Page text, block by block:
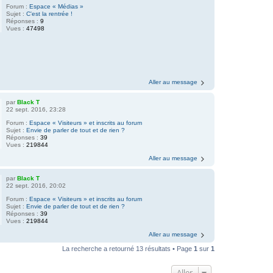
Forum :Espace « Médias »
Sujet :C'est la rentrée !
Réponses :9
Vues :47498
Aller au message
parBlack T
22 sept. 2016, 23:28
Forum :Espace « Visiteurs » et inscrits au forum
Sujet :Envie de parler de tout et de rien ?
Réponses :39
Vues :219844
Aller au message
parBlack T
22 sept. 2016, 20:02
Forum :Espace « Visiteurs » et inscrits au forum
Sujet :Envie de parler de tout et de rien ?
Réponses :39
Vues :219844
Aller au message
La recherche a retourné 13 résultats • Page 1 sur 1